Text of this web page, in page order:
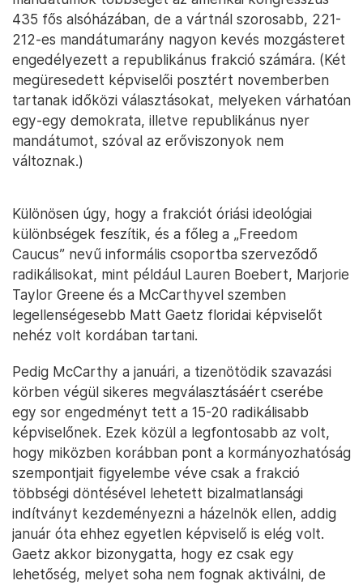
435 fős alsóházában, de a vártnál szorosabb, 221-
212-es mandátumarány nagyon kevés mozgásteret
engedélyezett a republikánus frakció számára. (Két
megüresedett képviselői posztért novemberben
tartanak időközi választásokat, melyeken várhatóan
egy-egy demokrata, illetve republikánus nyer
mandátumot, szóval az erőviszonyok nem
változnak.)
Különösen úgy, hogy a frakciót óriási ideológiai
különbségek feszítik, és a főleg a „Freedom
Caucus” nevű informális csoportba szerveződő
radikálisokat, mint például Lauren Boebert, Marjorie
Taylor Greene és a McCarthyvel szemben
legellenségesebb Matt Gaetz floridai képviselőt
nehéz volt kordában tartani.
Pedig McCarthy a januári, a tizenötödik szavazási
körben végül sikeres megválasztásáért cserébe
egy sor engedményt tett a 15-20 radikálisabb
képviselőnek. Ezek közül a legfontosabb az volt,
hogy miközben korábban pont a kormányozhatóság
szempontjait figyelembe véve csak a frakció
többségi döntésével lehetett bizalmatlansági
indítványt kezdeményezni a házelnök ellen, addig
január óta ehhez egyetlen képviselő is elég volt.
Gaetz akkor bizonygatta, hogy ez csak egy
lehetőség, melyet soha nem fognak aktiválni, de